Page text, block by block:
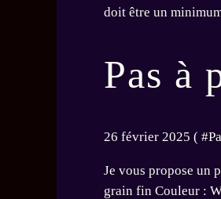
doit être un
Pas à
26 février 2025 ( #
Je vous propose un
grain fin Couleur :